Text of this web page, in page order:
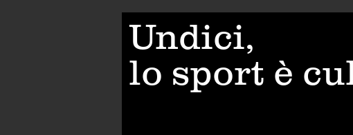
Undici,
lo sport è